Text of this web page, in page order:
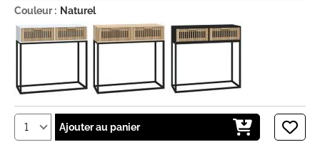
Couleur : Naturel
Ajouter au panier